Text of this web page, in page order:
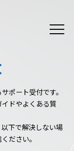
ポート受付です。
ドやよくある質
下で解決しない場
ださい。